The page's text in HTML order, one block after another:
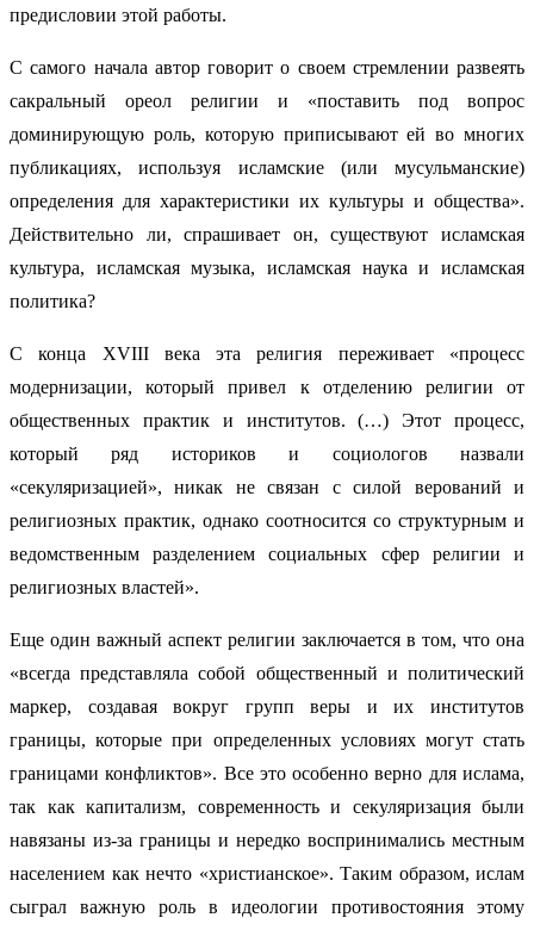
предисловии этой работы.
С самого начала автор говорит о своем стремлении развеять
сакральный ореол религии и «поставить под вопрос
доминирующую роль, которую приписывают ей во многих
публикациях, используя исламские (или мусульманские)
определения для характеристики их культуры и общества».
Действительно ли, спрашивает он, существуют исламская
культура, исламская музыка, исламская наука и исламская
политика?
С конца XVIII века эта религия переживает «процесс
модернизации, который привел к отделению религии от
общественных практик и институтов. (…) Этот процесс,
который ряд историков и социологов назвали
«секуляризацией», никак не связан с силой верований и
религиозных практик, однако соотносится со структурным и
ведомственным разделением социальных сфер религии и
религиозных властей».
Еще один важный аспект религии заключается в том, что она
«всегда представляла собой общественный и политический
маркер, создавая вокруг групп веры и их институтов
границы, которые при определенных условиях могут стать
границами конфликтов». Все это особенно верно для ислама,
так как капитализм, современность и секуляризация были
навязаны из-за границы и нередко воспринимались местным
населением как нечто «христианское». Таким образом, ислам
сыграл важную роль в идеологии противостояния этому